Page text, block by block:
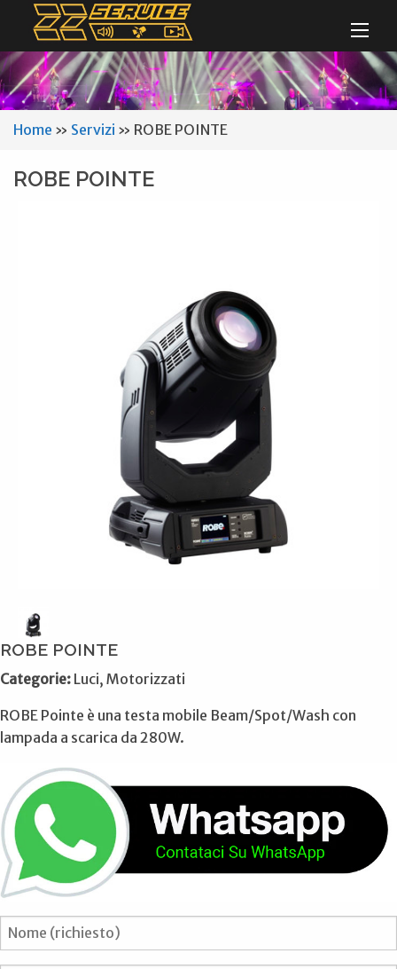
Home » Servizi » ROBE POINTE
ROBE POINTE
ROBE POINTE
Categorie: Luci, Motorizzati
ROBE Pointe è una testa mobile Beam/Spot/Wash con
lampada a scarica da 280W.